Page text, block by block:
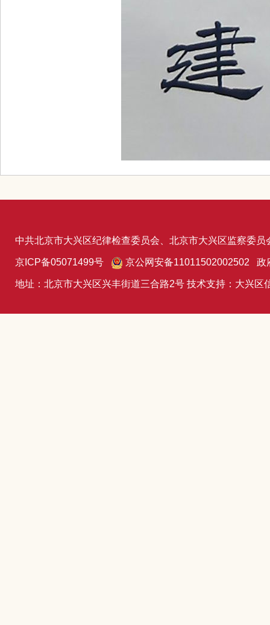
中共北京市大兴区纪律检查委员会、北京市大兴区监察委员
京ICP备05071499号 京公网安备11011502002502 政
地址：北京市大兴区兴丰街道三合路2号 技术支持：大兴区